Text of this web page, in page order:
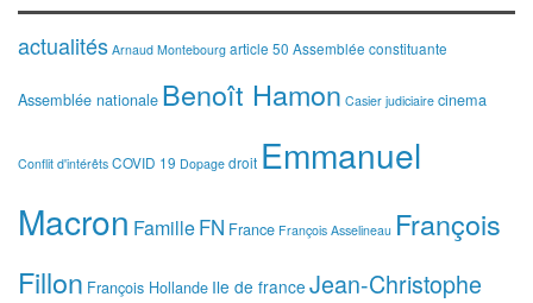
actualités Arnaud Montebourg article 50 Assemblée constituante
Assemblée nationale Benoît Hamon Casier judiciaire cinema
Conflit d'intérêts COVID 19 Dopage droit Emmanuel
Macron FamilleFN France François Asselineau François
Fillon François Hollande Ile de france Jean-Christophe